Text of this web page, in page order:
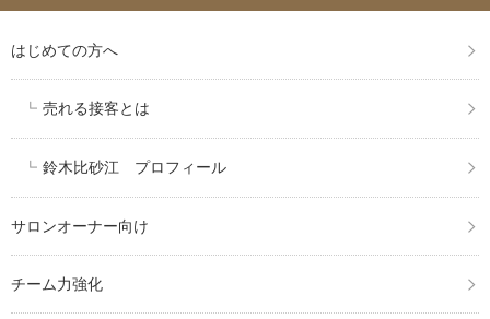
はじめての方へ
売れる接客とは
鈴木比砂江 プロフィール
サロンオーナー向け
チーム力強化